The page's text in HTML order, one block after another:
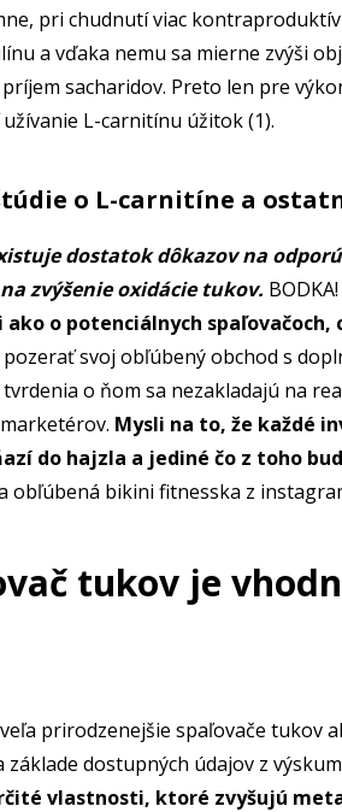
pri chudnutí viac
a vďaka nemu sa mierne zvýši
sacharidov. Preto len pre
L-carnitínu úžitok (1).
o L-carnitíne a
dostatok dôkazov na
zvýšenie oxidácie tukov. BODKA!
o potenciálnych spaľovačoch,
svoj obľúbený obchod s
o ňom sa nezakladajú na
Mysli na to, že každé
do hajzla a jediné čo z toho
obľúbená bikini fitnesska z
tukov je
prirodzenejšie spaľovače tukov
základe dostupných údajov z
vlastnosti, ktoré zvyšujú